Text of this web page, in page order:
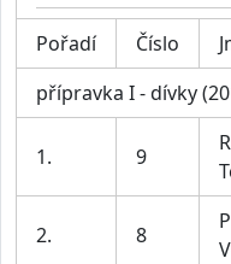
Pořadí Číslo
přípravka I - dívky
1. 9
2. 8